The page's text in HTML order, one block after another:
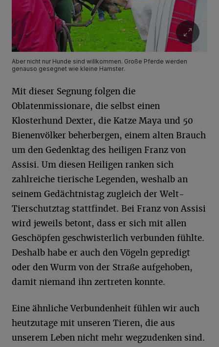
Aber nicht nur Hunde sind willkommen. Große Pferde werden
genauso gesegnet wie kleine Hamster.
Mit dieser Segnung folgen die
Oblatenmissionare, die selbst einen
Klosterhund Dexter, die Katze Maya und 50
Bienenvölker beherbergen, einem alten Brauch
um den Gedenktag des heiligen Franz von
Assisi. Um diesen Heiligen ranken sich
zahlreiche tierische Legenden, weshalb an
seinem Gedächtnistag zugleich der Welt-
Tierschutztag stattfindet. Bei Franz von Assisi
wird jeweils betont, dass er sich mit allen
Geschöpfen geschwisterlich verbunden fühlte.
Deshalb habe er auch den Vögeln gepredigt
oder den Wurm von der Straße aufgehoben,
damit niemand ihn zertreten konnte.
Eine ähnliche Verbundenheit fühlen wir auch
heutzutage mit unseren Tieren, die aus
unserem Leben nicht mehr wegzudenken sind.